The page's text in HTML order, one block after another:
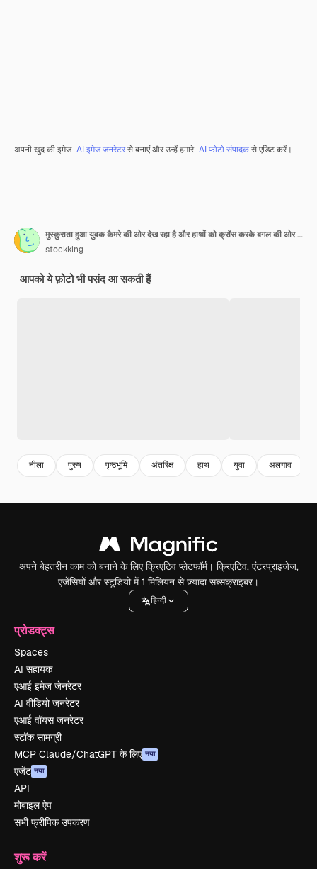
अपनी खुद की इमेज AI इमेज जनरेटरसे बनाएं और उन्हें हमारे AI फोटो संपादकसे एडिट करें।
मुस्कुराता हुआ युवक कैमरे की ओर देख रहा है और हाथों को क्रॉस करके बगल की ओर इशारा कर रहा है नीले रंग की पृष्ठभूमि पर कॉपी स्पेस के साथ अलग-थलग
stockking
आपको ये फ़ोटो भी पसंद आ सकती हैं
नीला पुरुष पृष्ठभूमि अंतरिक्ष हाथ युवा अलगाव
अपने बेहतरीन काम को बनाने के लिए क्रिएटिव प्लेटफॉर्म। क्रिएटिव, एंटरप्राइजेज,
एजेंसियों और स्टूडियो में 1 मिलियन से ज़्यादा सब्सक्राइबर।
हिन्दी
प्रोडक्ट्स
Spaces
AI सहायक
एआई इमेज जेनरेटर
AI वीडियो जनरेटर
एआई वॉयस जनरेटर
स्टॉक सामग्री
MCP Claude/ChatGPT के लिए नया
एजेंट नया
API
मोबाइल ऐप
सभी फ्रीपिक उपकरण
शुरू करें